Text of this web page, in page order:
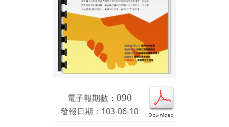
電子報期數： 090
發報日期：103-06-10